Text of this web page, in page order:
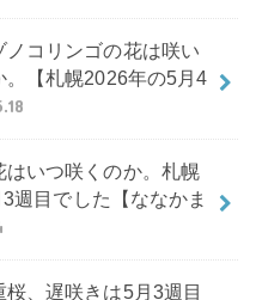
ノコリンゴの花は咲い
。【札幌2026年の5月4
はいつ咲くのか。札幌
週目でした【ななかま
、遅咲きは5月3週目